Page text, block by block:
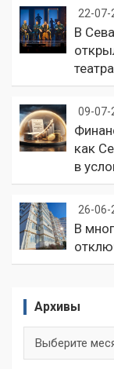
22-07-
В
09-07-
как
в
26-06-
В
Архивы